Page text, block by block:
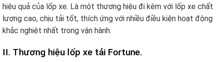
hiệu quả của lốp xe. Là một thương hiệu đi kèm với lốp xe chất
lượng cao, chịu tải tốt, thích ứng với nhiều điều kiện hoạt động
khắc nghiệt nhất trong vận hành.
II. Thương hiệu lốp xe tải Fortune.